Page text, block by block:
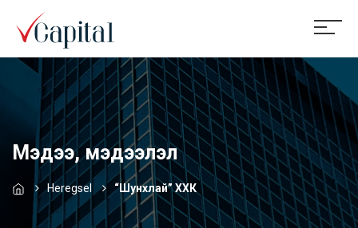
Мэдээ, мэдээлэл
Heregsel “Шунхлай” ХХК